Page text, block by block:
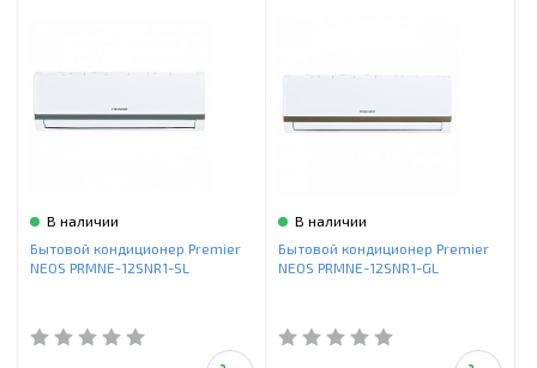
В наличии
Бытовой кондиционер Premier
NEOS PRMNE-12SNR1-SL
В наличии
Бытовой кондиционер Premier
NEOS PRMNE-12SNR1-GL